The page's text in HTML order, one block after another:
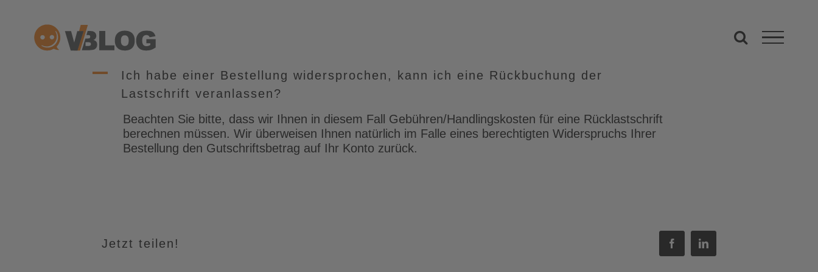
springen
A
Ich habe einer Bestellung widersprochen, kann ich eine Rückbuchung der
Lastschrift veranlassen?
Beachten Sie bitte, dass wir Ihnen in diesem Fall Gebühren/Handlingskosten für eine Rücklastschrift
berechnen müssen. Wir überweisen Ihnen natürlich im Falle eines berechtigten Widerspruchs Ihrer
Bestellung den Gutschriftsbetrag auf Ihr Konto zurück.
Jetzt teilen! FacebookLinkedIn